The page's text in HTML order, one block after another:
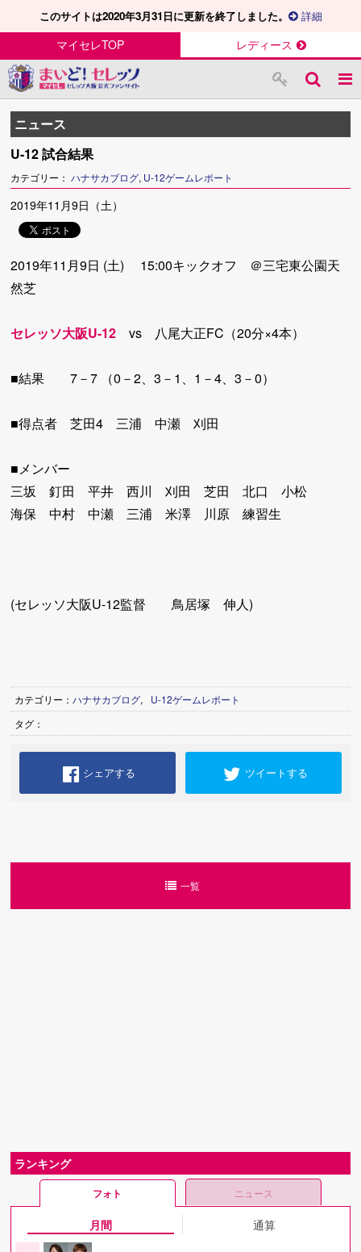
このサイトは2020年3月31日に更新を終了しました。 詳細
マイセレTOP レディース
ニュース
U-12 試合結果
カテゴリー：ハナサカブログ, U-12ゲームレポート
2019年11月9日（土）
2019年11月9日 (土) 15:00キックオフ ＠三宅東公園天
然芝
セレッソ大阪U-12vs 八尾大正FC（20分×4本）
■結果 7－7 （0－2、3－1、1－4、3－0）
■得点者 芝田4 三浦 中瀬 刈田
■メンバー
三坂 釘田 平井 西川 刈田 芝田 北口 小松
海保 中村 中瀬 三浦 米澤 川原 練習生
(セレッソ大阪U-12監督 鳥居塚 伸人)
カテゴリー：ハナサカブログ,
U-12ゲームレポート
タグ：
シェアする ツイートする
一覧
ランキング
フォト ニュース
月間 通算